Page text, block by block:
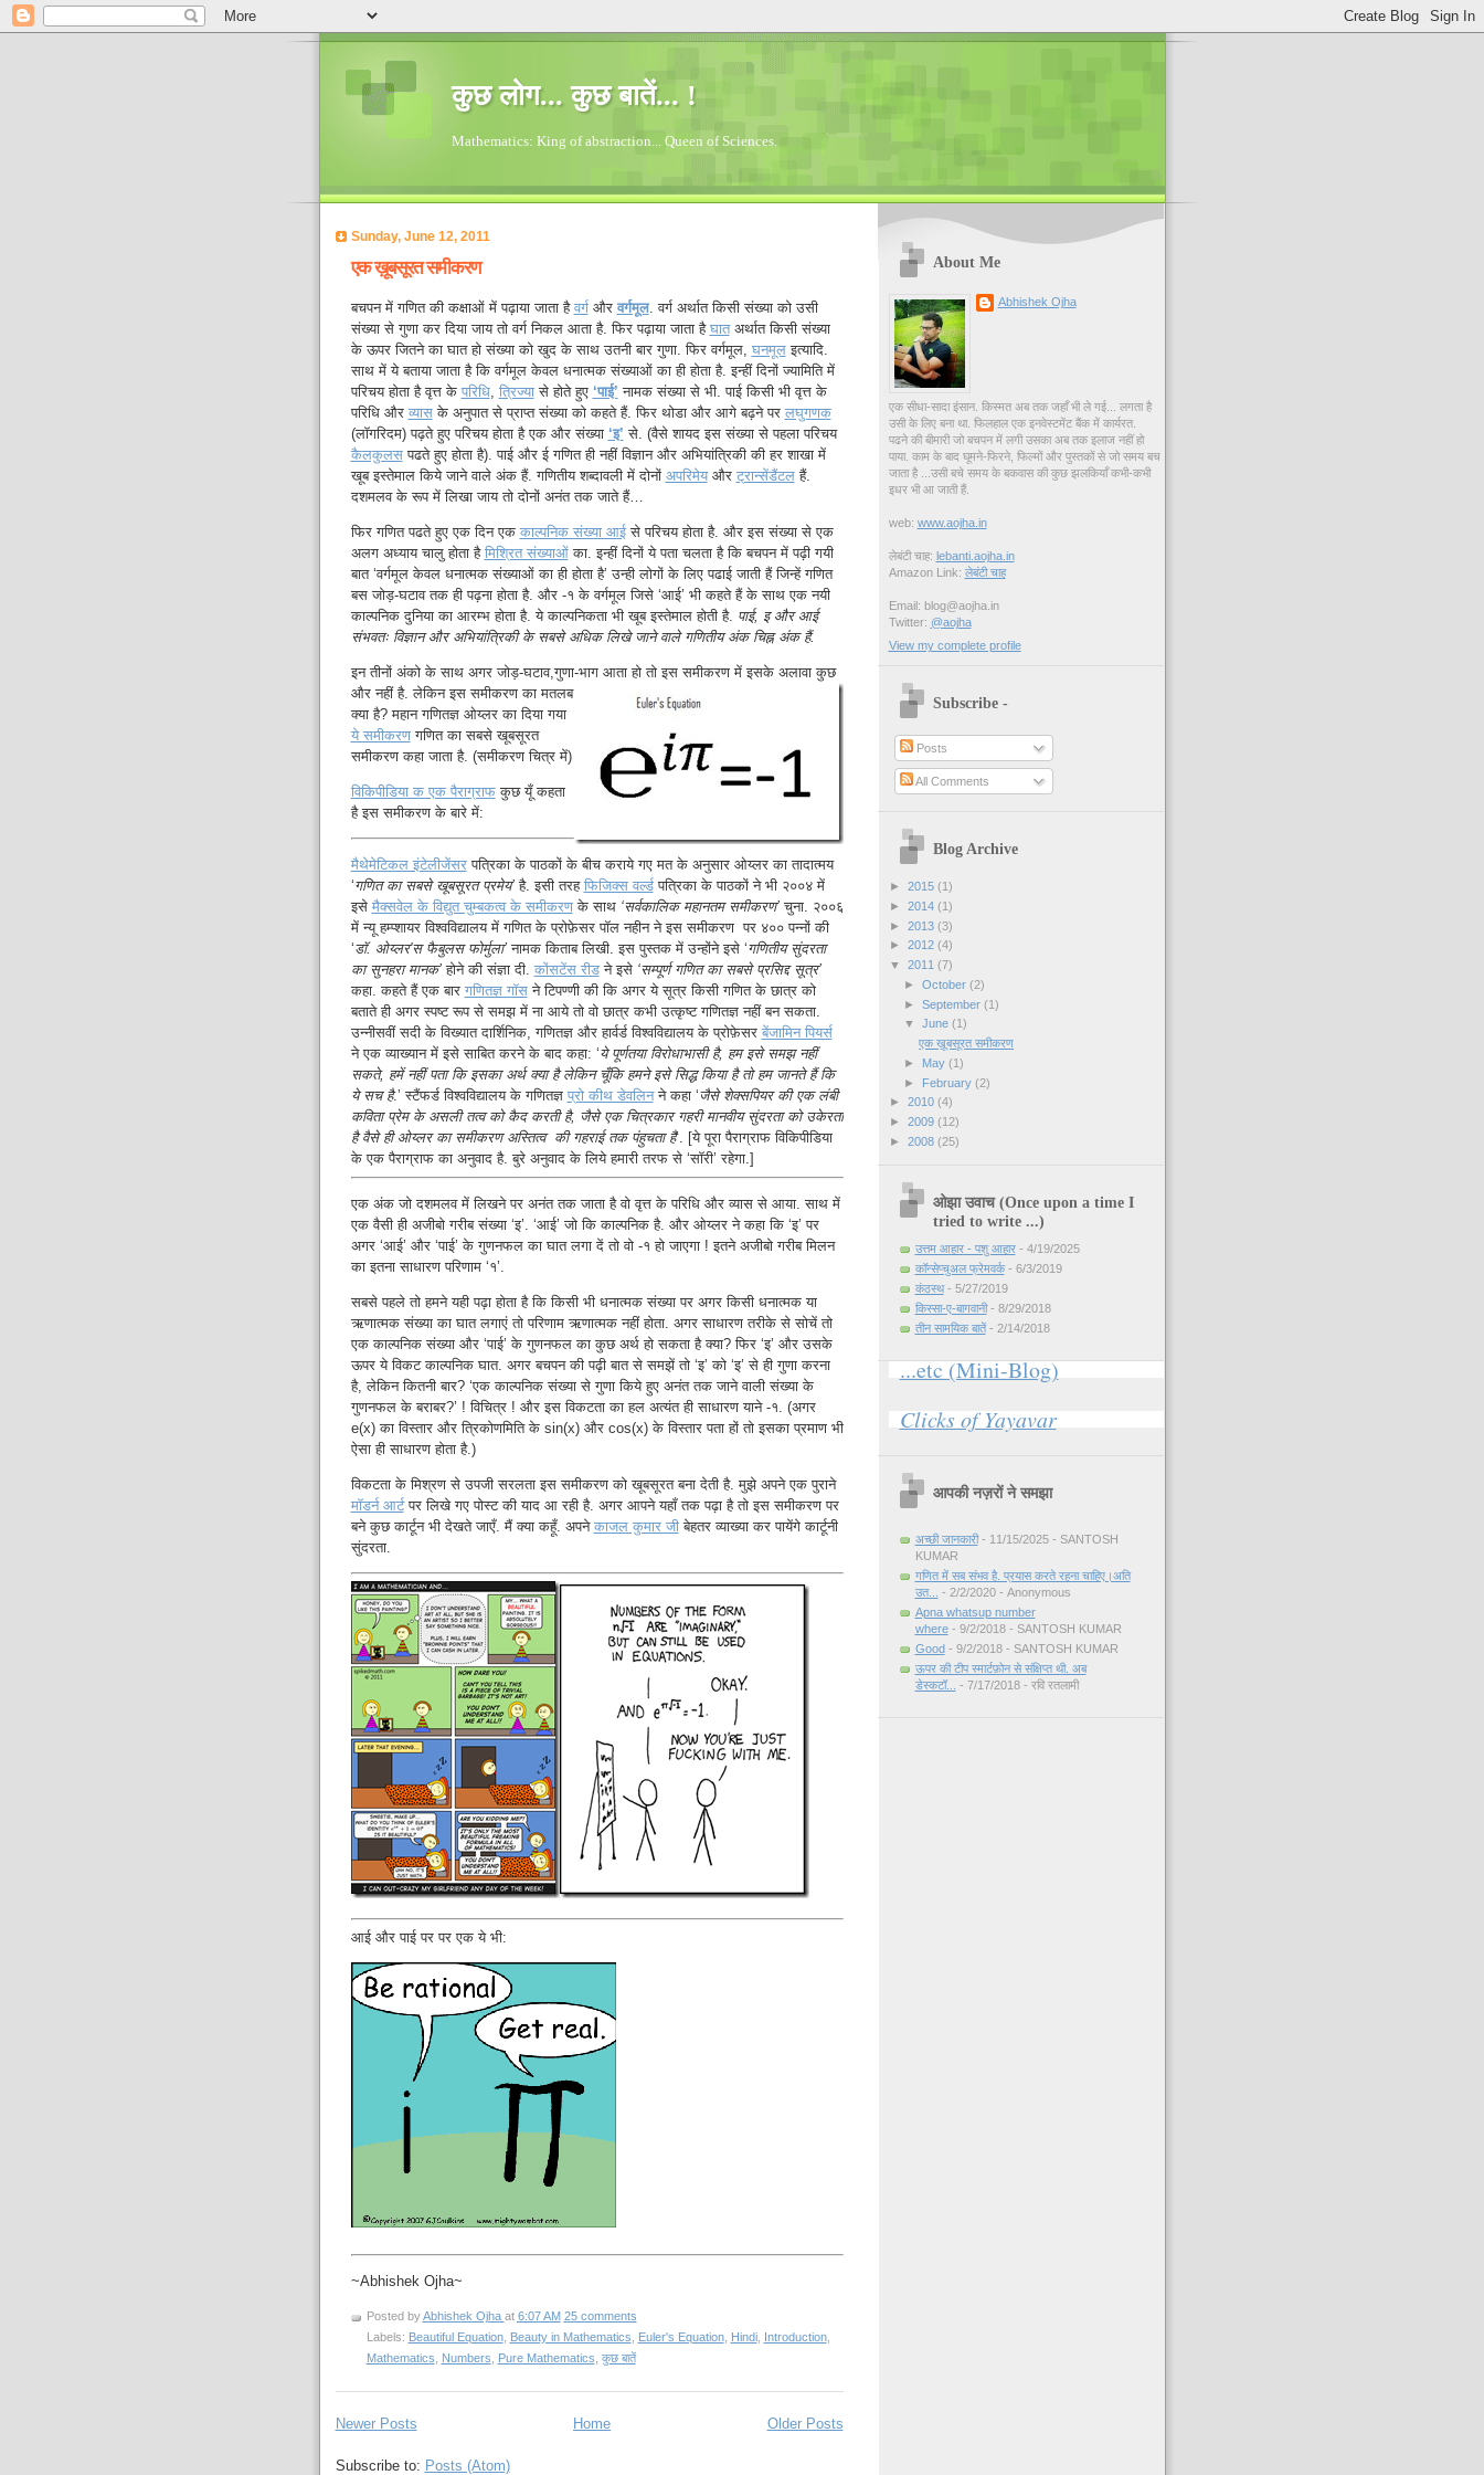
कुछ लोग... कुछ बातें... !
Mathematics: King of abstraction... Queen of Sciences.
Sunday, June 12, 2011
एक ख़ूबसूरत समीकरण
बचपन में गणित की कक्षाओं में पढ़ाया जाता है वर्गऔर वर्गमूल. वर्ग अर्थात किसी संख्या को उसी
संख्या से गुणा कर दिया जाय तो वर्ग निकल आता है. फिर पढ़ाया जाता है घातअर्थात किसी संख्या
के ऊपर जितने का घात हो संख्या को खुद के साथ उतनी बार गुणा. फिर वर्गमूल, घनमूलइत्यादि.
साथ में ये बताया जाता है कि वर्गमूल केवल धनात्मक संख्याओं का ही होता है. इन्हीं दिनों ज्यामिति में
परिचय होता है वृत्त के परिधि, त्रिज्यासे होते हुए ‘पाई’ नामक संख्या से भी. पाई किसी भी वृत्त के
परिधि और व्यासके अनुपात से प्राप्त संख्या को कहते हैं. फिर थोडा और आगे बढ़ने पर लघुगणक
(लॉगरिदम) पढ़ते हुए परिचय होता है एक और संख्या ‘इ’ से. (वैसे शायद इस संख्या से पहला परिचय
कैलकुलसपढते हुए होता है). पाई और ई गणित ही नहीं विज्ञान और अभियांत्रिकी की हर शाखा में
खूब इस्तेमाल किये जाने वाले अंक हैं. गणितीय शब्दावली में दोनों अपरिमेयऔर ट्रान्सेंडैंटलहैं.
दशमलव के रूप में लिखा जाय तो दोनों अनंत तक जाते हैं…
फिर गणित पढते हुए एक दिन एक काल्पनिक संख्या आईसे परिचय होता है. और इस संख्या से एक
अलग अध्याय चालु होता है मिश्रित संख्याओंका. इन्हीं दिनों ये पता चलता है कि बचपन में पढ़ी गयी
बात ‘वर्गमूल केवल धनात्मक संख्याओं का ही होता है’ उन्ही लोगों के लिए पढाई जाती हैं जिन्हें गणित
बस जोड़-घटाव तक ही पढ़ना होता है. और -१ के वर्गमूल जिसे ‘आई’ भी कहते हैं के साथ एक नयी
काल्पनिक दुनिया का आरम्भ होता है. ये काल्पनिकता भी खूब इस्तेमाल होती है. पाई, इ और आई
संभवतः विज्ञान और अभियांत्रिकी के सबसे अधिक लिखे जाने वाले गणितीय अंक चिह्न अंक हैं.
इन तीनों अंको के साथ अगर जोड़-घटाव,गुणा-भाग आता हो तो इस समीकरण मेंइसके अलावा कुछ
और नहीं है. लेकिन इस समीकरण का मतलब
क्या है? महान गणितज्ञ ओय्लर का दिया गया
ये समीकरणगणित का सबसे खूबसूरत
समीकरण कहा जाता है. (समीकरण चित्र में)
विकिपीडिया क एक पैराग्राफकुछ यूँ कहता
है इस समीकरण के बारे में:
मैथेमेटिकल इंटेलीजेंसरपत्रिका के पाठकों के बीच कराये गए मत के अनुसार ओय्लर का तादात्मय
‘गणित का सबसे खूबसूरत प्रमेय’है. इसी तरह फिजिक्स वर्ल्डपत्रिका के पाठकों ने भी २००४ में
इसे मैक्सवेल के विद्युत चुम्बकत्व के समीकरणके साथ ‘सर्वकालिक महानतम समीकरण’चुना. २००६
में न्यू हम्प्शायर विश्वविद्यालय में गणित के प्रोफ़ेसर पॉल नहीन ने इस समीकरण पर ४०० पन्नों की
‘डॉ. ओय्लर'स फैबुलस फोर्मुला’नामक किताब लिखी. इस पुस्तक में उन्होंने इसे ‘गणितीय सुंदरता
का सुनहरा मानक’होने की संज्ञा दी. कोंसटेंस रीडने इसे ‘सम्पूर्ण गणित का सबसे प्रसिद्द सूत्र’
कहा. कहते हैं एक बार गणितज्ञ गॉसने टिपण्णी की कि अगर ये सूत्र किसी गणित के छात्र को
बताते ही अगर स्पष्ट रूप से समझ में ना आये तो वो छात्र कभी उत्कृष्ट गणितज्ञ नहीं बन सकता.
उन्नीसवीं सदी के विख्यात दार्शिनिक, गणितज्ञ और हार्वर्ड विश्वविद्यालय के प्रोफ़ेसर बेंजामिन पियर्स
ने एक व्याख्यान में इसे साबित करने के बाद कहा: ‘ये पूर्णतया विरोधाभासी है, हम इसे समझ नहीं
सकते, हमें नहीं पता कि इसका अर्थ क्या है लेकिन चूँकि हमने इसे सिद्ध किया है तो हम जानते हैं कि
ये सच है.’ स्टैंफर्ड विश्वविद्यालय के गणितज्ञ प्रो कीथ डेवलिनने कहा ‘जैसे शेक्सपियर की एक लंबी
कविता प्रेम के असली तत्व को कैद करती है, जैसे एक चित्रकार गहरी मानवीय सुंदरता को उकेरता
है वैसे ही ओय्लर का समीकरण अस्तित्व की गहराई तक पंहुचता है’. [ये पूरा पैराग्राफ विकिपीडिया
के एक पैराग्राफ का अनुवाद है. बुरे अनुवाद के लिये हमारी तरफ से ‘सॉरी’ रहेगा.]
एक अंक जो दशमलव में लिखने पर अनंत तक जाता है वो वृत्त के परिधि और व्यास से आया. साथ में
एक वैसी ही अजीबो गरीब संख्या ‘इ’. ‘आई’ जो कि काल्पनिक है. और ओय्लर ने कहा कि ‘इ’ पर
अगर ‘आई’ और ‘पाई’ के गुणनफल का घात लगा दें तो वो -१ हो जाएगा ! इतने अजीबो गरीब मिलन
का इतना साधारण परिणाम ‘१’.
सबसे पहले तो हमने यही पढ़ा होता है कि किसी भी धनात्मक संख्या पर अगर किसी धनात्मक या
ऋणात्मक संख्या का घात लगाएं तो परिणाम ऋणात्मक नहीं होता. अगर साधारण तरीके से सोचें तो
एक काल्पनिक संख्या और ‘पाई’ के गुणनफल का कुछ अर्थ हो सकता है क्या? फिर ‘इ’ और उसके
ऊपर ये विकट काल्पनिक घात. अगर बचपन की पढ़ी बात से समझें तो ‘इ’ को ‘इ’ से ही गुणा करना
है, लेकिन कितनी बार? ‘एक काल्पनिक संख्या से गुणा किये हुए अनंत तक जाने वाली संख्या के
गुणनफल के बराबर?’ ! विचित्र ! और इस विकटता का हल अत्यंत ही साधारण याने -१. (अगर
e(x) का विस्तार और त्रिकोणमिति के sin(x) और cos(x) के विस्तार पता हों तो इसका प्रमाण भी
ऐसा ही साधारण होता है.)
विकटता के मिश्रण से उपजी सरलता इस समीकरण को खूबसूरत बना देती है. मुझे अपने एक पुराने
मॉडर्न आर्टपर लिखे गए पोस्ट की याद आ रही है. अगर आपने यहाँ तक पढ़ा है तो इस समीकरण पर
बने कुछ कार्टून भी देखते जाएँ. मैं क्या कहूँ. अपने काजल कुमार जीबेहतर व्याख्या कर पायेंगे कार्टूनी
सुंदरता.
आई और पाई पर पर एक ये भी:
~Abhishek Ojha~
Posted byAbhishek Ojha at 6:07 AM 25 comments
Labels: Beautiful Equation, Beauty in Mathematics, Euler's Equation, Hindi, Introduction,
Mathematics, Numbers, Pure Mathematics, कुछ बातें
Newer Posts Older Posts
Home
Subscribe to: Posts (Atom)
About Me
Abhishek Ojha
एक सीधा-सादा इंसान. किस्मत अब तक जहाँ भी ले गई... लगता है
उसी के लिए बना था. फिलहाल एक इनवेस्टमेंट बैंक में कार्यरत.
पढने की बीमारी जो बचपन में लगी उसका अब तक इलाज नहीं हो
पाया. काम के बाद घूमने-फिरने, फिल्मों और पुस्तकों से जो समय बच
जाता है ...उसी बचे समय के बकवास की कुछ झलकियाँ कभी-कभी
इधर भी आ जाती हैं.
web: www.aojha.in
लेबंटी चाह: lebanti.aojha.in
Amazon Link: लेबंटी चाह
Email: blog@aojha.in
Twitter: @aojha
View my complete profile
Subscribe -
Posts
All Comments
Blog Archive
► 2015 (1)
► 2014 (1)
► 2013 (3)
► 2012 (4)
▼ 2011 (7)
► October (2)
► September (1)
▼ June (1)
एक ख़ूबसूरत समीकरण
►
May (1)
►
February (2)
► 2010 (4)
► 2009 (12)
► 2008 (25)
ओझा उवाच (Once upon a time I
tried to write ...)
उत्तम आहार - पशु आहार- 4/19/2025
कॉन्सेप्चुअल फ्रेमवर्क- 6/3/2019
कंठस्थ- 5/27/2019
किस्सा-ए-बागवानी- 8/29/2018
तीन सामयिक बातें- 2/14/2018
...etc (Mini-Blog)
Clicks of Yayavar
आपकी नज़रों ने समझा
अच्छी जानकारी- 11/15/2025- SANTOSH
KUMAR
गणित में सब संभव है. प्रयास करते रहना चाहिए।अति
उत...
- 2/2/2020- Anonymous
Apna whatsup number
where- 9/2/2018- SANTOSH KUMAR
Good- 9/2/2018- SANTOSH KUMAR
ऊपर की टीप स्मार्टफ़ोन से संक्षिप्त थी. अब
डेस्कटॉ...
- 7/17/2018- रवि रतलामी